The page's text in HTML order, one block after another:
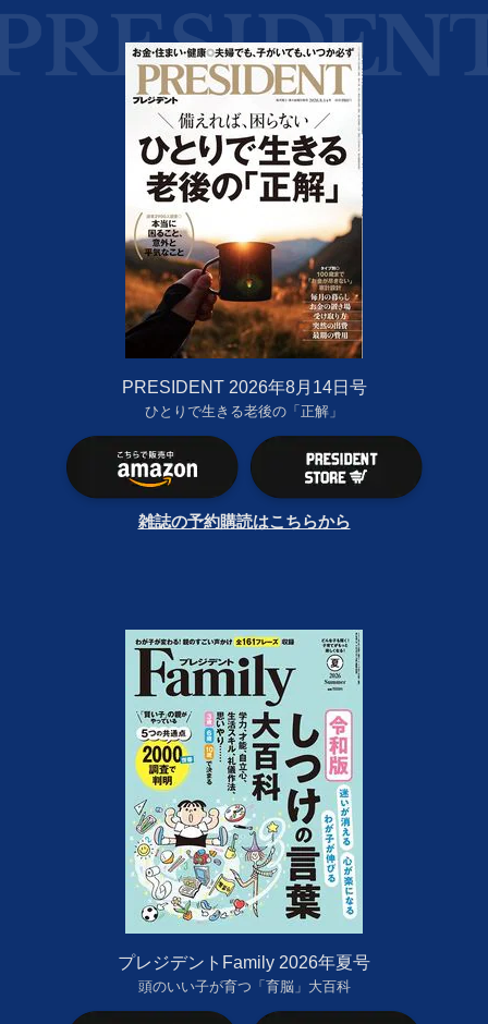
PRESIDENT 2026年8月14日号
ひとりで生きる老後の「正解」
雑誌の予約購読はこちらから
プレジデントFamily 2026年夏号
頭のいい子が育つ「育脳」大百科